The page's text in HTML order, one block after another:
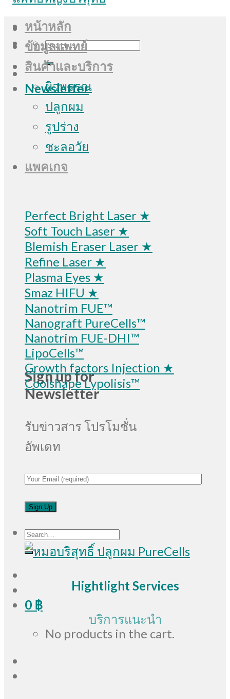
Search
for:
Newsletter
Sign up for
Newsletter
รับข่าวสาร โปรโมชั่น
อัพเดท
Search
for:
0 ฿
No products in the cart.
หน้าหลัก
ข้อมูลแพทย์
สินค้าและบริการ
ผิวพรรณ
ปลูกผม
รูปร่าง
ชะลอวัย
แพคเกจ
Perfect Bright Laser ★
Soft Touch Laser ★
Blemish Eraser Laser ★
Refine Laser ★
Plasma Eyes ★
Smaz HIFU ★
Nanotrim FUE™
Nanograft PureCells™
Nanotrim FUE-DHI™
LipoCells™
Growth factors Injection ★
Coolshape Lypolisis™
Hightlight Services
บริการแนะนำ